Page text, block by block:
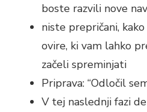
boste razvili nove
niste prepričani,
ovire, ki vam lahko
začeli spreminjati
Priprava: “Odločil
V tej naslednji fazi